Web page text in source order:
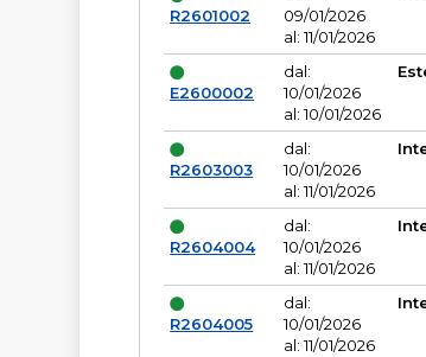
R2601002
09/01/2026
al: 11/01/2026
E2600002
dal:
10/01/2026
al: 10/01/2026
R2603003
dal:
10/01/2026
al: 11/01/2026
R2604004
dal:
10/01/2026
al: 11/01/2026
R2604005
dal:
10/01/2026
al: 11/01/2026